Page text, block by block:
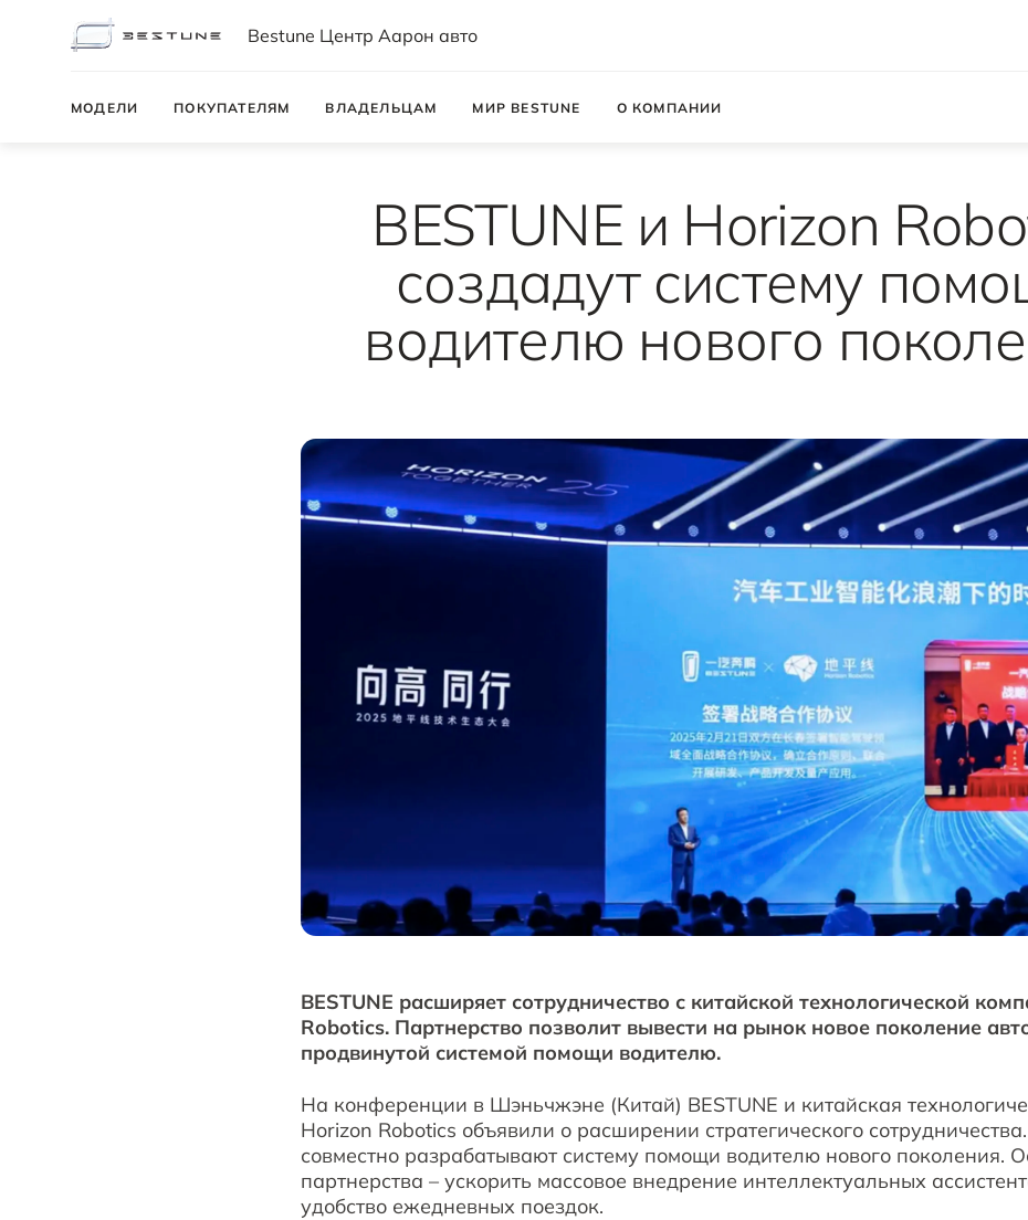
Bestune Центр Аарон авто
МОДЕЛИ ПОКУПАТЕЛЯМ ВЛАДЕЛЬЦАМ МИР BESTUNE О КОМПАНИИ
BESTUNE и Horizon
создадут систему
водителю нового
BESTUNE расширяет сотрудничество с китайской технологической
Robotics. Партнерство позволит вывести на рынок новое поколение
продвинутой системой помощи водителю.
На конференции в Шэньчжэне (Китай) BESTUNE и китайская
Horizon Robotics объявили о расширении стратегического
совместно разрабатывают систему помощи водителю нового поколения.
партнерства – ускорить массовое внедрение интеллектуальных
удобство ежедневных поездок.